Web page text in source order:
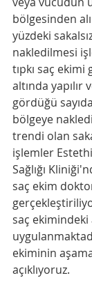
bölgesinden
yüzdeki
nakledilmesi
tıpkı saç
altında
gördüğü
bölgeye
trendi olan
işlemler
Sağlığı
saç ekim
saç ekimindeki
ekiminin
açıklıyoruz.